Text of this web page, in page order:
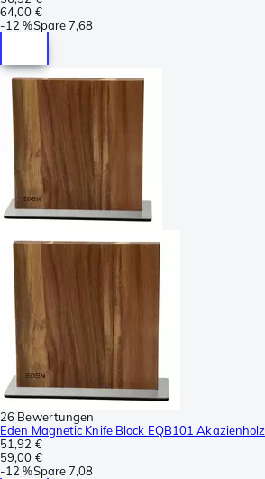
64,00 €
-12 %Spare7,68
26 Bewertungen
Eden Magnetic Knife Block EQB101 Akazienholz
51,92 €
59,00 €
-12 %Spare7,08